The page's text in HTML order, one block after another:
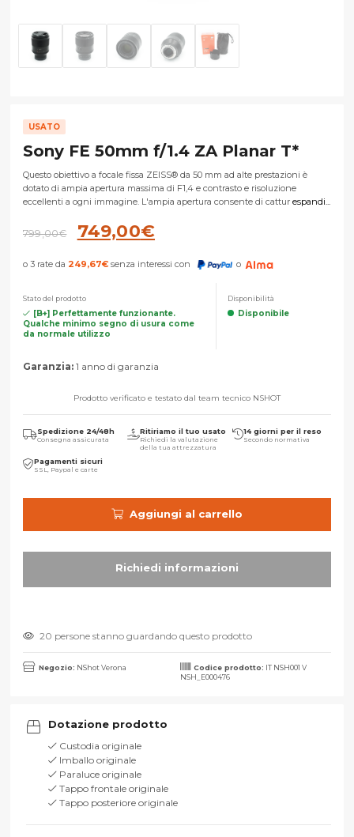
USATO
Sony FE 50mm f/1.4 ZA Planar T*
Questo obiettivo a focale fissa ZEISS® da 50 mm ad alte prestazioni è
dotato di ampia apertura massima di F1,4 e contrasto e risoluzione
eccellenti a ogni immagine. L'ampia apertura consente di cattur espandi...
799,00€
Il
originale
799,00€.
749,00€Il
attuale
749,00€.
o 3 rate da 249,67€ senza interessi con o
Stato del prodotto
[B+] Perfettamente funzionante.
Qualche minimo segno di usura come
da normale utilizzo
Disponibilità
Disponibile
Garanzia: 1 anno di garanzia
Prodotto verificato e testato dal team tecnico NSHOT
Spedizione 24/48h
Consegna assicurata
Ritiriamo il tuo usato
Richiedi la valutazione
della tua attrezzatura
14 giorni per il reso
Secondo normativa
Pagamenti sicuri
SSL, Paypal e carte
Aggiungi al carrello
20 persone stanno guardando questo prodotto
Negozio: NShot Verona Codice prodotto: IT NSH001 V
NSH_E000476
Dotazione prodotto
Custodia originale
Imballo originale
Paraluce originale
Tappo frontale originale
Tappo posteriore originale